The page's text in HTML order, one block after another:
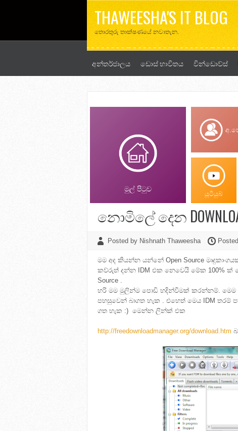
THAWEESHA'S IT BLOG
තොරතුරු තාක්ෂණයේ නවාතැන.
අන්තර්ජාලය ඩොස් භාවිතය වින්ඩොව්ස්
මුල් පිටුව
යූටියුබ්
නොමිලේ දෙන DOWNLOAD
Posted by Nishnath Thaweesha
මම අද කියන්න යන්නේ Open Source
කව්රුත් දන්න IDM එක නෙවෙයි මේක 100% ක්
Source .
හරි මම මුලින්ම පොඩි හදින්වීමක් කරන්නම්. මෙම
පහසුවෙන් බාගත හැක . එහෙත් මෙය IDM තරම්
ගත හැක :) මෙන්න ලින්ක් එක
http://freedownloadmanager.org/download.htm